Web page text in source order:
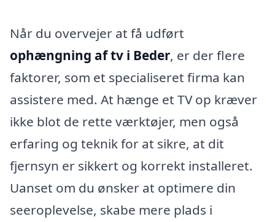
Når du overvejer at få udført
ophængning af tv i Beder, er der flere
faktorer, som et specialiseret firma kan
assistere med. At hænge et TV op kræver
ikke blot de rette værktøjer, men også
erfaring og teknik for at sikre, at dit
fjernsyn er sikkert og korrekt installeret.
Uanset om du ønsker at optimere din
seeroplevelse, skabe mere plads i